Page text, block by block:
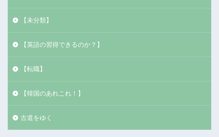
【未分類】
【英語の習得できるのか？】
【転職】
【韓国のあれこれ！】
古道をゆく